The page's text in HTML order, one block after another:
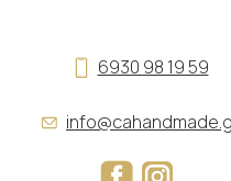
6930 98 19 59